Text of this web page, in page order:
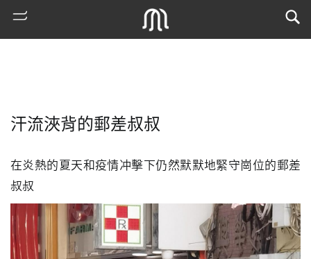
汗流浹背的郵差叔叔
在炎熱的夏天和疫情冲擊下仍然默默地緊守崗位的郵差
叔叔